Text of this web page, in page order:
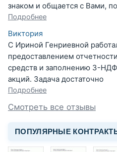
знаком и общается с Вами,
Подробнее
Виктория
С Ириной Генриевной
предоставлением
средств и заполнению 3-
акций. Задача достаточно
Подробнее
Смотреть все отзывы
ПОПУЛЯРНЫЕ